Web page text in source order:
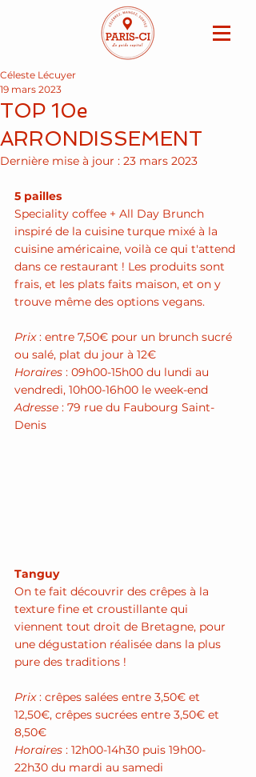
TOP 10e
ARRONDISSEMENT
Céleste Lécuyer
19 mars 2023
Dernière mise à jour : 23 mars 2023
5 pailles
Speciality coffee + All Day Brunch
inspiré de la cuisine turque mixé à la
cuisine américaine, voilà ce qui t'attend
dans ce restaurant ! Les produits sont
frais, et les plats faits maison, et on y
trouve même des options vegans.
Prix : entre 7,50€ pour un brunch sucré
ou salé, plat du jour à 12€
Horaires : 09h00-15h00 du lundi au
vendredi, 10h00-16h00 le week-end
Adresse : 79 rue du Faubourg Saint-
Denis
Tanguy
On te fait découvrir des crêpes à la
texture fine et croustillante qui
viennent tout droit de Bretagne, pour
une dégustation réalisée dans la plus
pure des traditions !
Prix : crêpes salées entre 3,50€ et
12,50€, crêpes sucrées entre 3,50€ et
8,50€
Horaires : 12h00-14h30 puis 19h00-
22h30 du mardi au samedi